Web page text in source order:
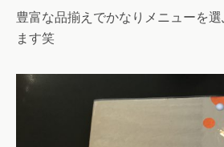
豊富な品揃えでかなりメニューを
ます笑